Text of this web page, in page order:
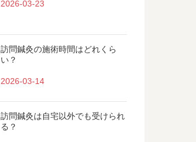
2026-03-23
訪問鍼灸の施術時間はどれくら
い？
2026-03-14
訪問鍼灸は自宅以外でも受けられ
る？